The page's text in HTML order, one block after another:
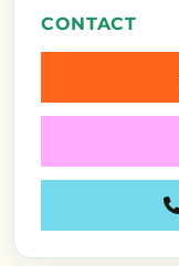
CONTACT